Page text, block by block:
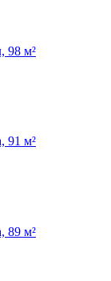
98 м²
91 м²
89 м²